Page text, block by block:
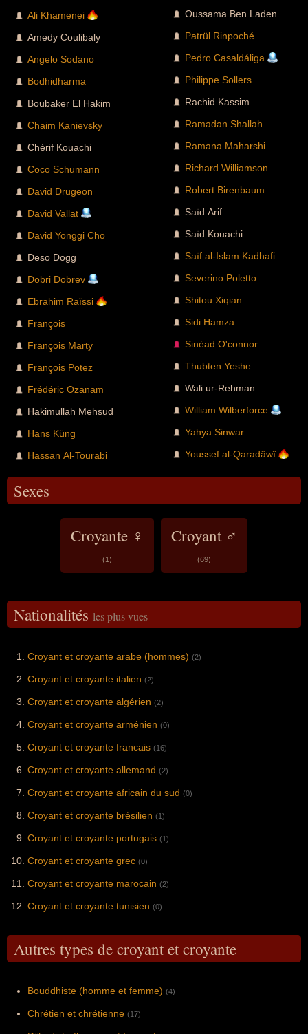
Ali Khamenei
Amedy Coulibaly
Angelo Sodano
Bodhidharma
Boubaker El Hakim
Chaim Kanievsky
Chérif Kouachi
Coco Schumann
David Drugeon
David Vallat
David Yonggi Cho
Deso Dogg
Dobri Dobrev
Ebrahim Raïssi
François
François Marty
François Potez
Frédéric Ozanam
Hakimullah Mehsud
Hans Küng
Hassan Al-Tourabi
Oussama Ben Laden
Patrül Rinpoché
Pedro Casaldáliga
Philippe Sollers
Rachid Kassim
Ramadan Shallah
Ramana Maharshi
Richard Williamson
Robert Birenbaum
Saïd Arif
Saïd Kouachi
Saïf al-Islam Kadhafi
Severino Poletto
Shitou Xiqian
Sidi Hamza
Sinéad O'connor
Thubten Yeshe
Wali ur-Rehman
William Wilberforce
Yahya Sinwar
Youssef al-Qaradâwî
Sexes
Croyante ♀
(1)
Croyant ♂
(69)
Nationalités les plus vues
Croyant et croyante arabe (hommes) (2)
Croyant et croyante italien (2)
Croyant et croyante algérien (2)
Croyant et croyante arménien (0)
Croyant et croyante francais (16)
Croyant et croyante allemand (2)
Croyant et croyante africain du sud (0)
Croyant et croyante brésilien (1)
Croyant et croyante portugais (1)
Croyant et croyante grec (0)
Croyant et croyante marocain (2)
Croyant et croyante tunisien (0)
Autres types de croyant et croyante
Bouddhiste (homme et femme) (4)
Chrétien et chrétienne (17)